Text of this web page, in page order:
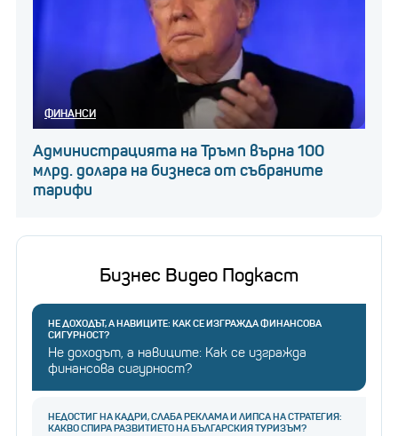
ФИНАНСИ
Администрацията на Тръмп върна 100
млрд. долара на бизнеса от събраните
тарифи
Бизнес Видео Подкаст
НЕ ДОХОДЪТ, А НАВИЦИТЕ: КАК СЕ ИЗГРАЖДА ФИНАНСОВА
СИГУРНОСТ?
Не доходът, а навиците: Как се изгражда
финансова сигурност?
НЕДОСТИГ НА КАДРИ, СЛАБА РЕКЛАМА И ЛИПСА НА СТРАТЕГИЯ:
КАКВО СПИРА РАЗВИТИЕТО НА БЪЛГАРСКИЯ ТУРИЗЪМ?